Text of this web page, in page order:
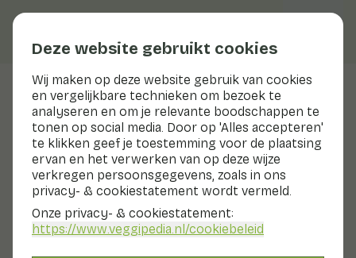
Deze website gebruikt cookies
Wij maken op deze website gebruik van cookies
en vergelijkbare technieken om bezoek te
analyseren en om je relevante boodschappen te
tonen op social media. Door op 'Alles accepteren'
te klikken geef je toestemming voor de plaatsing
ervan en het verwerken van op deze wijze
verkregen persoonsgegevens, zoals in ons
privacy- & cookiestatement wordt vermeld.
Onze privacy- & cookiestatement:
https://www.veggipedia.nl/cookiebeleid
Veggiblogs
Eten met nijntje: lekkere
groenterecepten voor
kinderen
14 oktober 2019